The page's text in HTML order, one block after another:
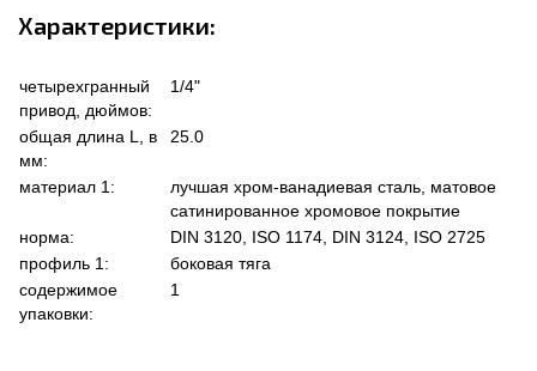
Характеристики:
четырехгранный
привод, дюймов:
1/4"
общая длина L, в
мм:
25.0
материал 1:
лучшая хром-ванадиевая сталь, матовое
сатинированное хромовое покрытие
норма:
DIN 3120, ISO 1174, DIN 3124, ISO 2725
профиль 1:
боковая тяга
содержимое
упаковки:
1